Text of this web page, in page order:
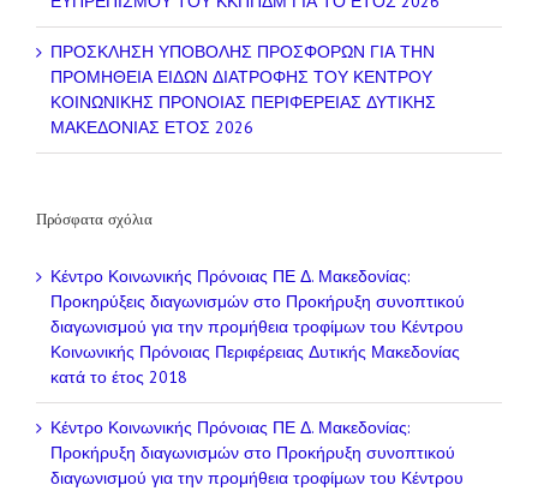
ΠΡΟΣΚΛΗΣΗ ΥΠΟΒΟΛΗΣ ΠΡΟΣΦΟΡΩΝ ΓΙΑ ΤΗΝ
ΠΡΟΜΗΘΕΙΑ ΕΙΔΩΝ ΔΙΑΤΡΟΦΗΣ ΤΟΥ ΚΕΝΤΡΟΥ
ΚΟΙΝΩΝΙΚΗΣ ΠΡΟΝΟΙΑΣ ΠΕΡΙΦΕΡΕΙΑΣ ΔΥΤΙΚΗΣ
ΜΑΚΕΔΟΝΙΑΣ ΕΤΟΣ 2026
Πρόσφατα σχόλια
Κέντρο Κοινωνικής Πρόνοιας ΠΕ Δ. Μακεδονίας:
Προκηρύξεις διαγωνισμών στο Προκήρυξη συνοπτικού
διαγωνισμού για την προμήθεια τροφίμων του Κέντρου
Κοινωνικής Πρόνοιας Περιφέρειας Δυτικής Μακεδονίας
κατά το έτος 2018
Κέντρο Κοινωνικής Πρόνοιας ΠΕ Δ. Μακεδονίας:
Προκήρυξη διαγωνισμών στο Προκήρυξη συνοπτικού
διαγωνισμού για την προμήθεια τροφίμων του Κέντρου